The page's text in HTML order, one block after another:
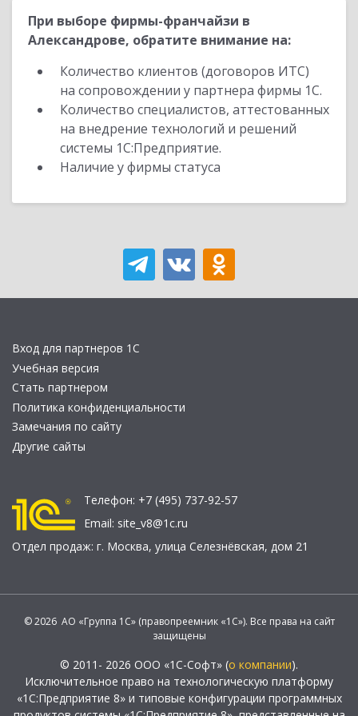
При выборе фирмы-франчайзи в
Александрове, обратите внимание на:
Количество клиентов (договоров ИТС)
на сопровождении у партнера фирмы 1С.
Количество специалистов, аттестованных
на внедрение технологий и решений
системы 1С:Предприятие.
Наличие у фирмы статуса
Вход для партнеров 1С
Учебная версия
Стать партнером
Политика конфиденциальности
Замечания по сайту
Другие сайты
Телефон: +7 (495) 737-92-57
Email: site_v8@1c.ru
Отдел продаж: г. Москва, улица Селезнёвская, дом 21
© 2026 АО «Группа 1С» (правопреемник «1С»). Все права на сайт
защищены
© 2011- 2026 ООО «1С-Софт» (о компании).
Исключительное право на технологическую платформу
«1С:Предприятие 8» и типовые конфигурации программных